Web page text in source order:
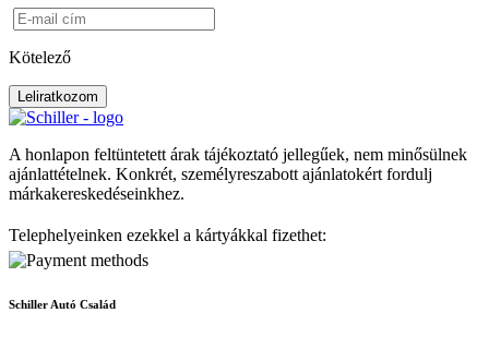
Kötelező
Leliratkozom
A honlapon feltüntetett árak tájékoztató jellegűek, nem minősülnek
ajánlattételnek. Konkrét, személyreszabott ajánlatokért fordulj
márkakereskedéseinkhez.
Telephelyeinken ezekkel a kártyákkal fizethet:
Schiller Autó Család